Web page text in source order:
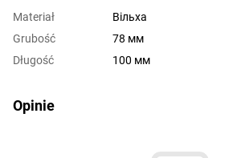
Materiał
Вільха
Grubość
78 мм
Długość
100 мм
Opinie